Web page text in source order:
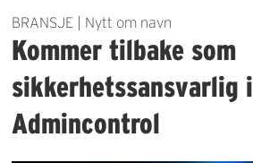
BRANSJE | Nytt om navn
Kommer tilbake som
sikkerhetssansvarlig i
Admincontrol